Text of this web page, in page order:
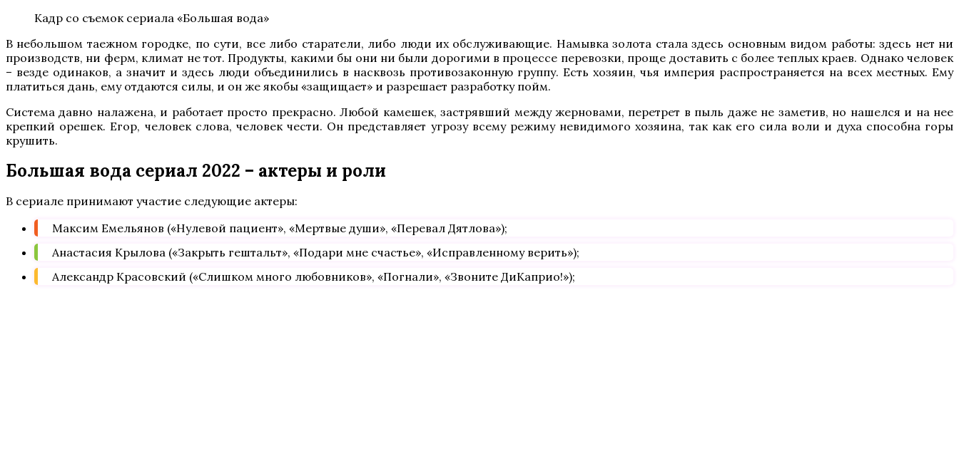
Кадр со съемок сериала «Большая вода»
В небольшом таежном городке, по сути, все либо старатели, либо люди их обслуживающие. Намывка золота стала здесь основным видом работы: здесь нет ни
производств, ни ферм, климат не тот. Продукты, какими бы они ни были дорогими в процессе перевозки, проще доставить с более теплых краев. Однако человек
– везде одинаков, а значит и здесь люди объединились в насквозь противозаконную группу. Есть хозяин, чья империя распространяется на всех местных. Ему
платиться дань, ему отдаются силы, и он же якобы «защищает» и разрешает разработку пойм.
Система давно налажена, и работает просто прекрасно. Любой камешек, застрявший между жерновами, перетрет в пыль даже не заметив, но нашелся и на нее
крепкий орешек. Егор, человек слова, человек чести. Он представляет угрозу всему режиму невидимого хозяина, так как его сила воли и духа способна горы
крушить.
Большая вода сериал 2022 – актеры и роли
В сериале принимают участие следующие актеры:
Максим Емельянов («Нулевой пациент», «Мертвые души», «Перевал Дятлова»);
Анастасия Крылова («Закрыть гештальт», «Подари мне счастье», «Исправленному верить»);
Александр Красовский («Слишком много любовников», «Погнали», «Звоните ДиКаприо!»);